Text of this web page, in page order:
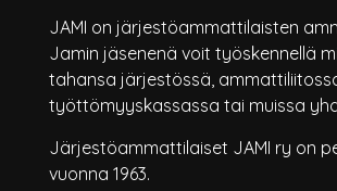
JAMI on järjestöammattilaisten
Jamin jäsenenä voit työskennellä
tahansa järjestössä,
työttömyyskassassa tai muissa
Järjestöammattilaiset JAMI ry on
vuonna 1963.